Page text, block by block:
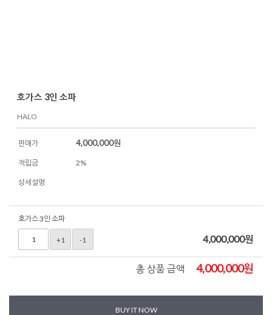
호가스 3인 소파
HALO
판매가 4,000,000원
적립금 2%
상세설명
호가스 3인 소파
+1 -1 4,000,000원
총 상품 금액 4,000,000원
BUY IT NOW